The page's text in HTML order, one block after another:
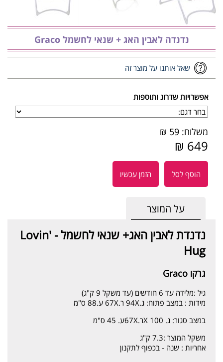
נדנדה לאבין האג + שנאי לחשמל Graco
שאל אותנו על מוצר זה
אפשרויות שדרוג ותוספות
משלוח: 59 ₪
649 ₪
הוסף לסל הזמן עכשיו
על המוצר
נדנדת לאבין האג+ שנאי לחשמל - Lovin'
Hug
גרקו Graco
גיל :מלידה עד 6 חודשים (עד משקל 9 ק"ג)
מידות : במצב פתוח: ג.94X ר.67X ע.88 ס"מ
במצב סגור: ג. 100 Xר.67Xע. 45 ס"מ
משקל המוצר :7.3 ק"ג
אחריות : שנה - בכפוף לתקנון